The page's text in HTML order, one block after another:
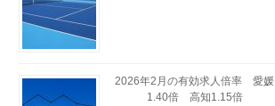
2026年2月の有効求人倍率 愛媛
1.40倍 高知1.15倍